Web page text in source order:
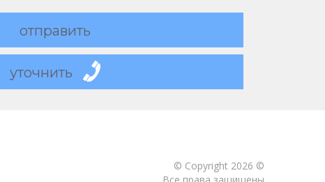
отправить
уточнить
© Copyright 2026 ©